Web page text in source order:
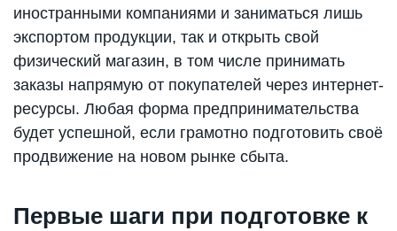
иностранными компаниями и заниматься лишь
экспортом продукции, так и открыть свой
физический магазин, в том числе принимать
заказы напрямую от покупателей через интернет-
ресурсы. Любая форма предпринимательства
будет успешной, если грамотно подготовить своё
продвижение на новом рынке сбыта.
Первые шаги при подготовке к